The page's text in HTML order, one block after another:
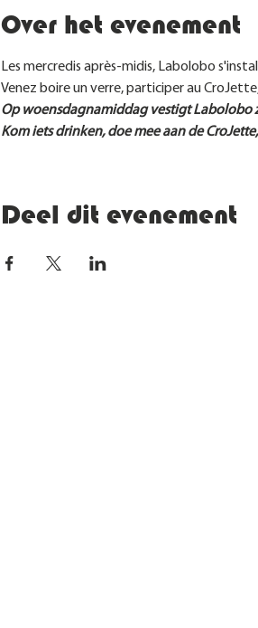
Over het evenement
Les mercredis après-midis, Labolobo
Venez boire un verre, participer au
Op woensdagnamiddag vestigt Labolobo
Kom iets drinken, doe mee aan de
Deel dit evenement